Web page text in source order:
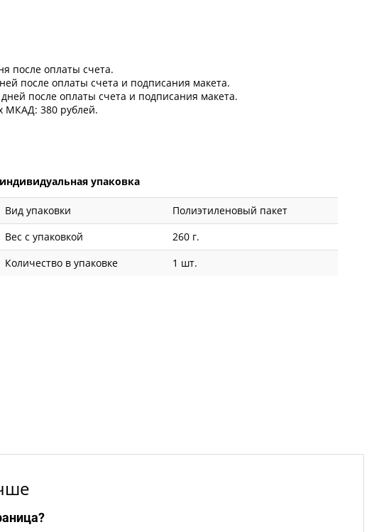
после оплаты счета.
после оплаты счета и подписания макета.
после оплаты счета и подписания макета.
МКАД: 380 рублей.
индивидуальная упаковка
Вид упаковки
Полиэтиленовый пакет
Вес с упаковкой
260 г.
Количество в упаковке
1 шт.